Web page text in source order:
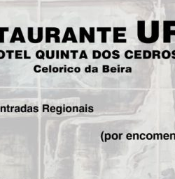
situação altamente provável
a actual Presidente da
lista conjunta entre PSD e
é (muito) ligado ao
de candidatos.
em Alvôco de Várzeas ?…
CDS-PP apareçam a concorrer
que vai gerar algo assim:– a
vez à frente da lista de